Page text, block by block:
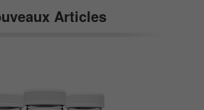
Articles